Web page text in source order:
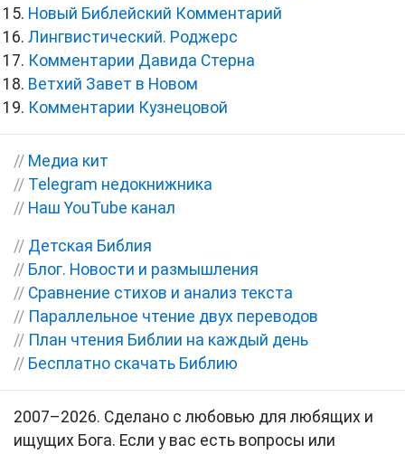
Новый Библейский Комментарий
Лингвистический. Роджерс
Комментарии Давида Стерна
Ветхий Завет в Новом
Комментарии Кузнецовой
// Медиа кит
// Telegram недокнижника
// Наш YouTube канал
// Детская Библия
// Блог. Новости и размышления
// Сравнение стихов и анализ текста
// Параллельное чтение двух переводов
// План чтения Библии на каждый день
// Бесплатно скачать Библию
2007–2026. Сделано с любовью для любящих и
ищущих Бога. Если у вас есть вопросы или